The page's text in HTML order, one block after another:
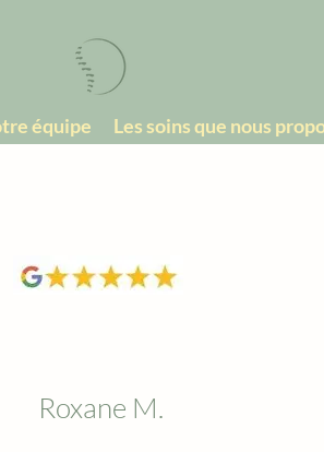
équipe Les soins que nous
Roxane M.